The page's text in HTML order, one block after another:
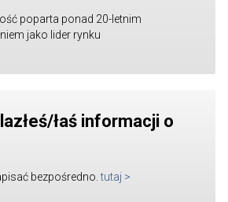
poparta ponad 20-letnim
jako lider rynku
łaś informacji o
bezpośredno. tutaj >